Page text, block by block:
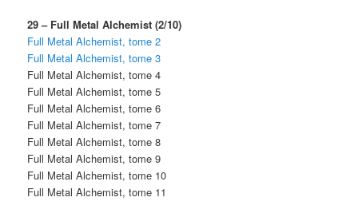
29 – Full Metal Alchemist (2/10)
Full Metal Alchemist, tome 2
Full Metal Alchemist, tome 3
Full Metal Alchemist, tome 4
Full Metal Alchemist, tome 5
Full Metal Alchemist, tome 6
Full Metal Alchemist, tome 7
Full Metal Alchemist, tome 8
Full Metal Alchemist, tome 9
Full Metal Alchemist, tome 10
Full Metal Alchemist, tome 11